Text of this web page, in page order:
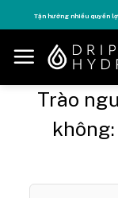
to
content
Tận hưởng nhiều quyền
Trào